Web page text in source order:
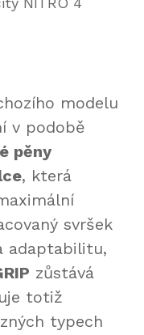
modelu
v podobě
pěny
, která
svršek
adaptabilitu,
zůstává
totiž
typech